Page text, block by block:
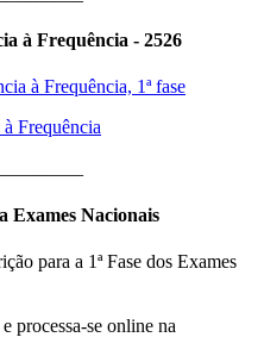
à Frequência - 2526
à Frequência, 1ª fase
Frequência
Exames Nacionais
para a 1ª Fase dos Exames
processa-se online na